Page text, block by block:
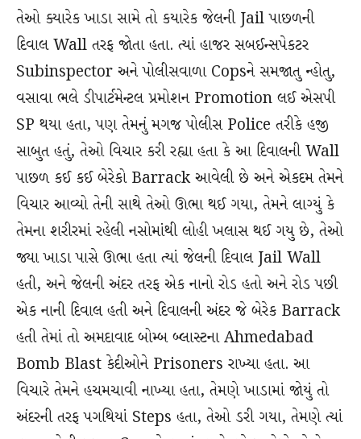
તેઓ ક્યારેક ખાડા સામે તો કયારેક જેલની Jail પાછળની
દિવાલ Wall તરફ જોતા હતા. ત્યાં હાજર સબઈન્સપેકટર
Subinspector અને પોલીસવાળા Copsને સમજાતુ ન્હોતુ,
વસાવા ભલે ડીપાર્ટમેન્ટલ પ્રમોશન Promotion લઈ એસપી
SP થયા હતા, પણ તેમનું મગજ પોલીસ Police તરીકે હજી
સાબુત હતું, તેઓ વિચાર કરી રહ્યા હતા કે આ દિવાલની Wall
પાછળ કઈ કઈ બેરેકો Barrack આવેલી છે અને એકદમ તેમને
વિચાર આવ્યો તેની સાથે તેઓ ઊભા થઈ ગયા, તેમને લાગ્યું કે
તેમના શરીરમાં રહેલી નસોમાંથી લોહી ખલાસ થઈ ગયુ છે, તેઓ
જ્યા ખાડા પાસે ઊભા હતા ત્યાં જેલની દિવાલ Jail Wall
હતી, અને જેલની અંદર તરફ એક નાનો રોડ હતો અને રોડ પછી
એક નાની દિવાલ હતી અને દિવાલની અંદર જે બેરેક Barrack
હતી તેમાં તો અમદાવાદ બોમ્બ બ્લાસ્ટના Ahmedabad
Bomb Blast કેદીઓને Prisoners રાખ્યા હતા. આ
વિચારે તેમને હચમચાવી નાખ્યા હતા, તેમણે ખાડામાં જોયું તો
અંદરની તરફ પગથિયાં Steps હતા, તેઓ ડરી ગયા, તેમણે ત્યાં